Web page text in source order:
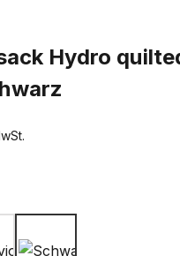
Hydro